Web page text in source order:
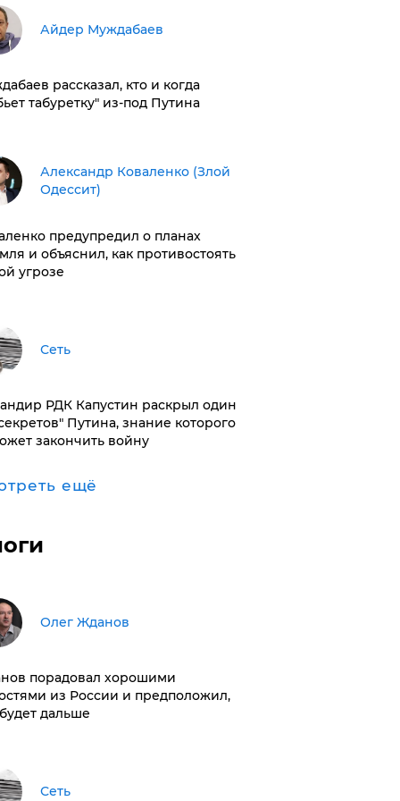
Айдер Муждабаев
рассказал, кто и когда
табуретку" из-под Путина
Александр Коваленко (Злой
Одессит)
предупредил о планах
и объяснил, как противостоять
угрозе
Сеть
РДК Капустин раскрыл один
Путина, знание которого
закончить войну
ещё
Олег Жданов
порадовал хорошими
из России и предположил,
дальше
Сеть